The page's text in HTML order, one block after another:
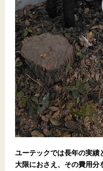
ユーテックでは長年の実績
大限におさえ、その費用分